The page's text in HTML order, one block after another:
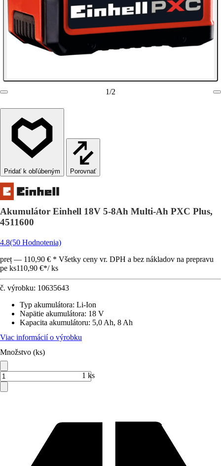
1/2
Porovnať
Akumulátor Einhell 18V 5-8Ah Multi-Ah PXC Plus,
4511600
4.8(50 Hodnotenia)
preț — 110,90 € * Všetky ceny vr. DPH a bez nákladov na prepravu
pe ks110,90 €*/ ks
č. výrobku: 10635643
Typ akumulátora: Li-Ion
Napätie akumulátora: 18 V
Kapacita akumulátoru: 5,0 Ah, 8 Ah
Viac informácií o výrobku
Množstvo (ks)
1 ks